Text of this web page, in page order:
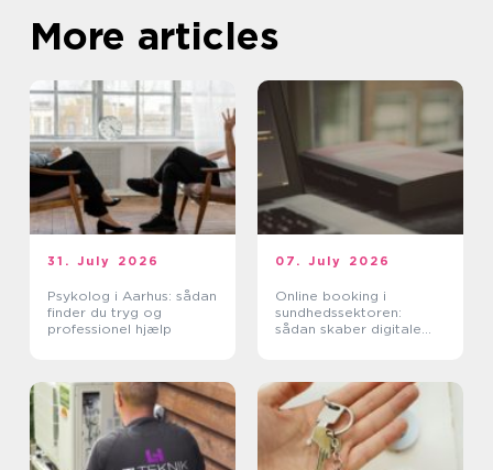
More articles
31. July 2026
Psykolog i Aarhus: sådan
finder du tryg og
professionel hjælp
07. July 2026
Online booking i
sundhedssektoren:
sådan skaber digitale